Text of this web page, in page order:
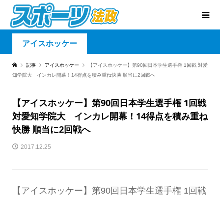
アイスホッケー
記事 アイスホッケー
【アイスホッケー】第90回日本学生選手権 1回戦 対愛
知学院大 インカレ開幕！14得点を積み重ね快勝 順当に2回戦へ
【アイスホッケー】第90回日本学生選手権 1回戦
対愛知学院大 インカレ開幕！14得点を積み重ね
快勝 順当に2回戦へ
2017.12.25
【アイスホッケー】第90回日本学生選手権 1回戦